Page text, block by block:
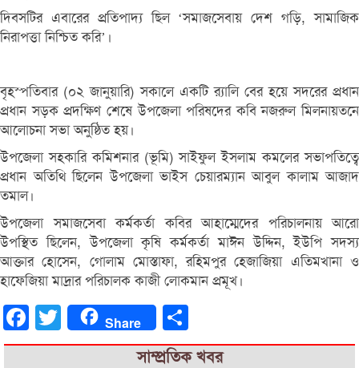
দিবসটির এবারের প্রতিপাদ্য ছিল ‘সমাজসেবায় দেশ গড়ি, সামাজিক
নিরাপত্তা নিশ্চিত করি’।
বৃহস্পতিবার (০২ জানুয়ারি) সকালে একটি র‌্যালি বের হয়ে সদরের প্রধান
প্রধান সড়ক প্রদক্ষিণ শেষে উপজেলা পরিষদের কবি নজরুল মিলনায়তনে
আলোচনা সভা অনুষ্ঠিত হয়।
উপজেলা সহকারি কমিশনার (ভূমি) সাইফুল ইসলাম কমলের সভাপতিত্বে
প্রধান অতিথি ছিলেন উপজেলা ভাইস চেয়ারম্যান আবুল কালাম আজাদ
তমাল।
উপজেলা সমাজসেবা কর্মকর্তা কবির আহাম্মেদের পরিচালনায় আরো
উপস্থিত ছিলেন, উপজেলা কৃষি কর্মকর্তা মাঈন উদ্দিন, ইউপি সদস্য
আক্তার হোসেন, গোলাম মোস্তাফা, রহিমপুর হেজাজিয়া এতিমখানা ও
হাফেজিয়া মাদ্রার পরিচালক কাজী লোকমান প্রমূখ।
FacebookTwitter Share
সাম্প্রতিক খবর